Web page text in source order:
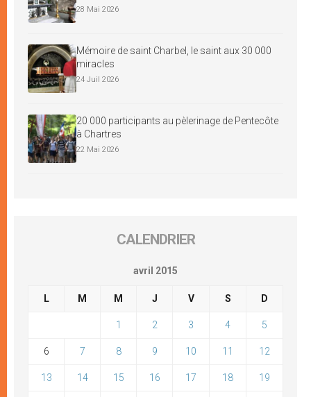
28 Mai 2026
Mémoire de saint Charbel, le saint aux 30 000
miracles
24 Juil 2026
20 000 participants au pèlerinage de Pentecôte
à Chartres
22 Mai 2026
CALENDRIER
avril 2015
L M M J V S D
1 2 3 4 5
6 7 8 9 10 11 12
13 14 15 16 17 18 19